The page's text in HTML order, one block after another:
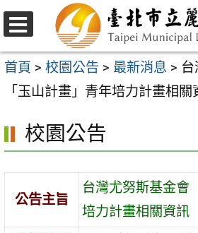
跳
至
主
容
區
選
單
首頁 > 校園公告 > 最新消息 >
「玉山計畫」青年培力計畫相關
校園公告
公告主旨
台灣尤努斯基金會
培力計畫相關資訊